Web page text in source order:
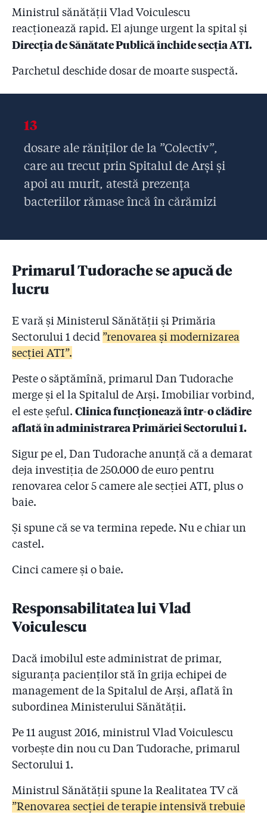
Ministrul sănătății Vlad Voiculescu
reacționează rapid. El ajunge urgent la spital și
Direcția de Sănătate Publică închide secția ATI.
Parchetul deschide dosar de moarte suspectă.
13
dosare ale răniților de la ”Colectiv”,
care au trecut prin Spitalul de Arși și
apoi au murit, atestă prezența
bacteriilor rămase încă în cărămizi
Primarul Tudorache se apucă de
lucru
E vară și Ministerul Sănătății și Primăria
Sectorului 1 decid ”renovarea și modernizarea
secției ATI”.
Peste o săptămînă, primarul Dan Tudorache
merge și el la Spitalul de Arși. Imobiliar vorbind,
el este șeful. Clinica funcționează într-o clădire
aflată în administrarea Primăriei Sectorului 1.
Sigur pe el, Dan Tudorache anunță că a demarat
deja investiția de 250.000 de euro pentru
renovarea celor 5 camere ale secției ATI, plus o
baie.
Și spune că se va termina repede. Nu e chiar un
castel.
Cinci camere și o baie.
Responsabilitatea lui Vlad
Voiculescu
Dacă imobilul este administrat de primar,
siguranța pacienților stă în grija echipei de
management de la Spitalul de Arși, aflată în
subordinea Ministerului Sănătății.
Pe 11 august 2016, ministrul Vlad Voiculescu
vorbește din nou cu Dan Tudorache, primarul
Sectorului 1.
Ministrul Sănătății spune la Realitatea TV că
”Renovarea secției de terapie intensivă trebuie